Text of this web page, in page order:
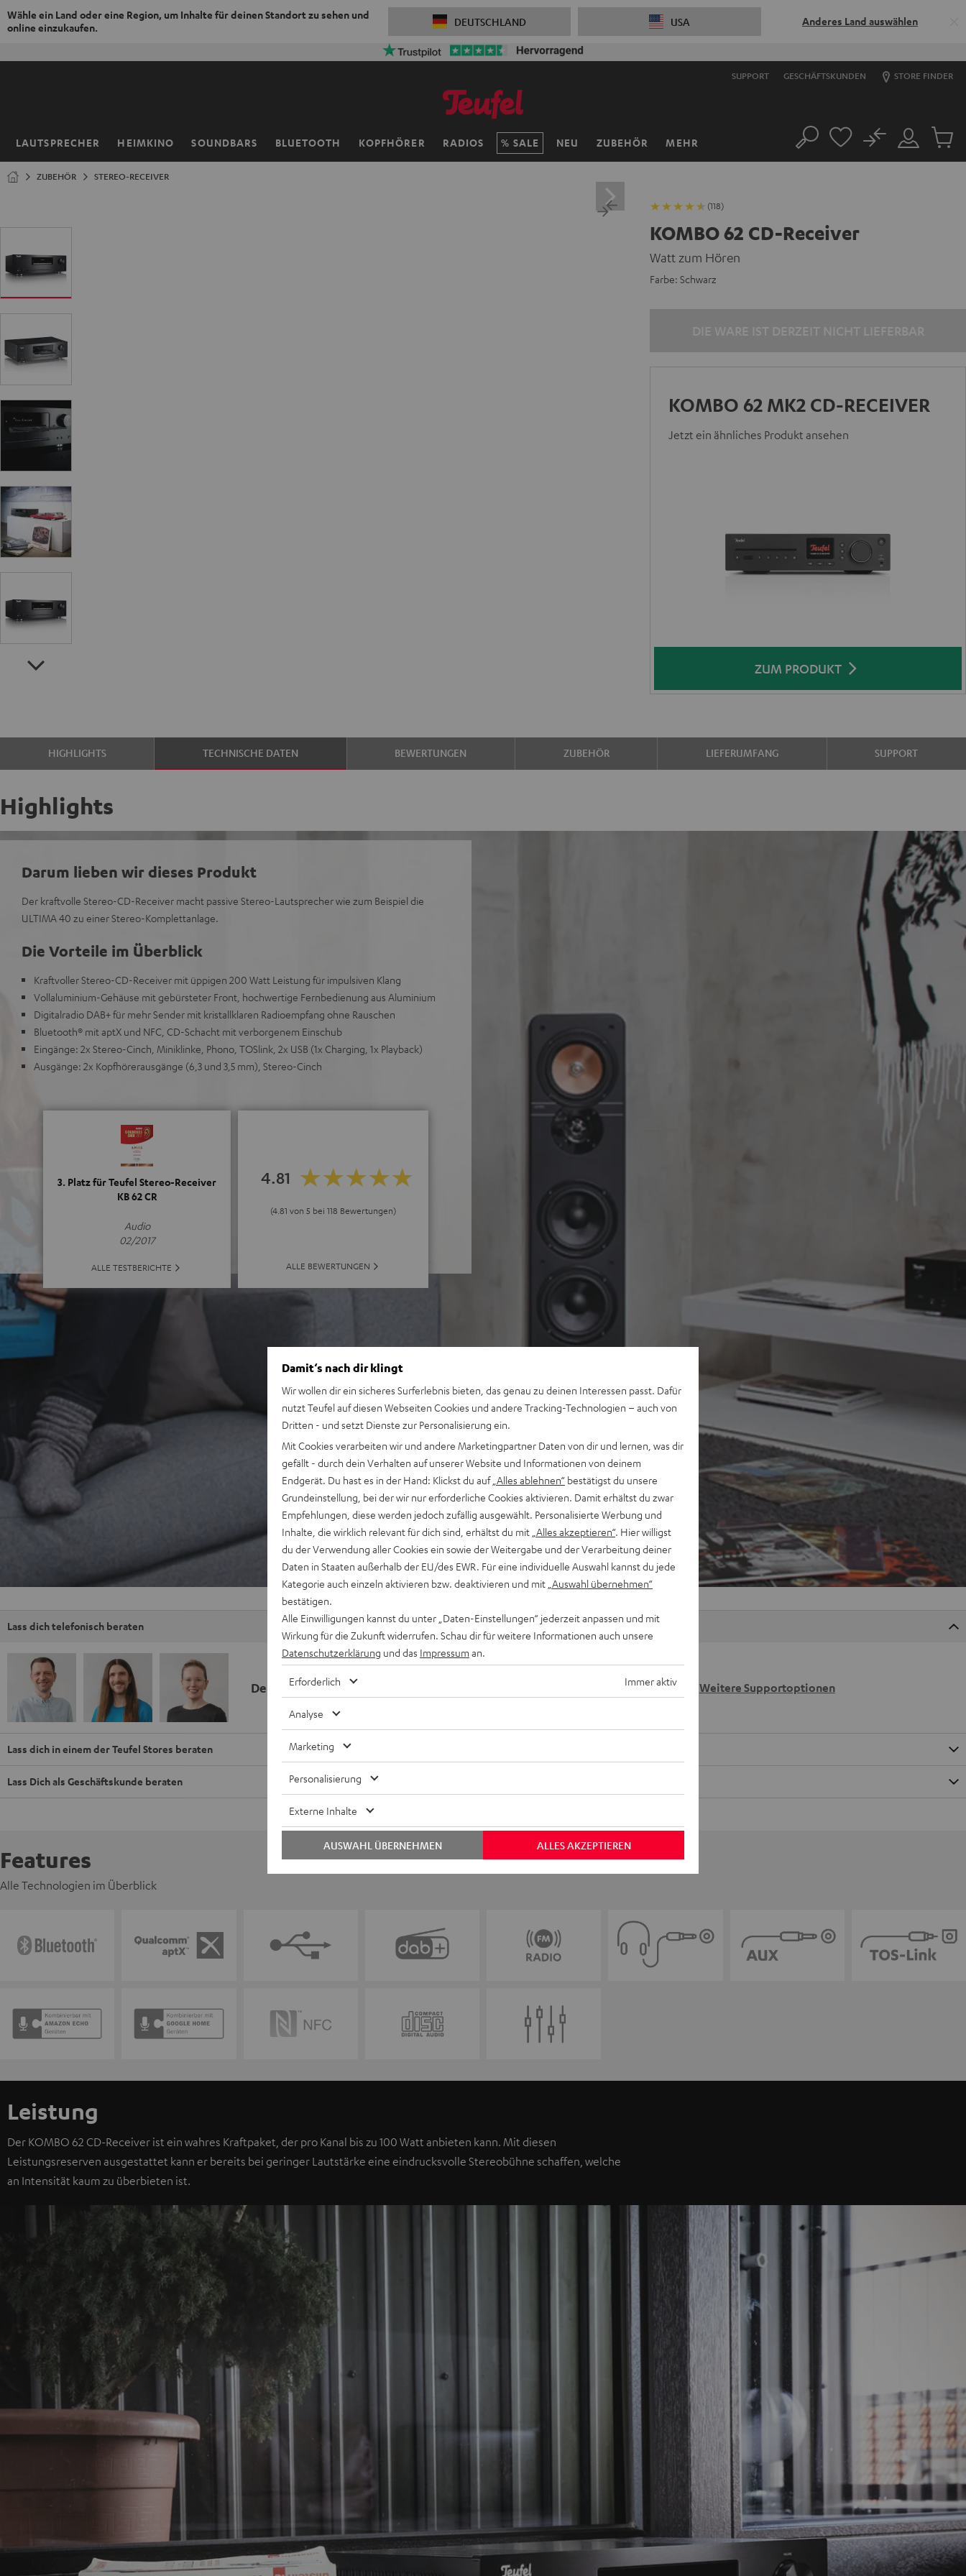
Wähle ein Land oder eine Region, um Inhalte für deinen Standort zu sehen und
online einzukaufen.
DEUTSCHLAND USA Anderes Land auswählen
SUPPORT GESCHÄFTSKUNDEN STORE FINDER
LAUTSPRECHER HEIMKINO SOUNDBARS BLUETOOTH KOPFHÖRER RADIOS SALE NEU ZUBEHÖR MEHR
Startseite Suche
Mein
Konto
No
Artikel
ZUBEHÖR STEREO-RECEIVER
(118)
KOMBO 62 CD-Receiver
Watt zum Hören
Farbe: Schwarz
KOMBO 62 MK2 CD-RECEIVER
Jetzt ein ähnliches Produkt ansehen
ZUM PRODUKT
HIGHLIGHTS TECHNISCHE DATEN BEWERTUNGEN ZUBEHÖR LIEFERUMFANG SUPPORT
Highlights
Darum lieben wir dieses Produkt
Der kraftvolle Stereo-CD-Receiver macht passive Stereo-Lautsprecher wie zum Beispiel die
ULTIMA 40 zu einer Stereo-Komplettanlage.
Die Vorteile im Überblick
Kraftvoller Stereo-CD-Receiver mit üppigen 200 Watt Leistung für impulsiven Klang
Vollaluminium-Gehäuse mit gebürsteter Front, hochwertige Fernbedienung aus Aluminium
Digitalradio DAB+ für mehr Sender mit kristallklaren Radioempfang ohne Rauschen
Bluetooth® mit aptX und NFC, CD-Schacht mit verborgenem Einschub
Eingänge: 2x Stereo-Cinch, Miniklinke, Phono, TOSlink, 2x USB (1x Charging, 1x Playback)
Ausgänge: 2x Kopfhörerausgänge (6,3 und 3,5 mm), Stereo-Cinch
3. Platz für Teufel Stereo-Receiver
KB 62 CR
Audio
02/2017
ALLE TESTBERICHTE
4.81
(4.81 von 5 bei 118 Bewertungen)
ALLE BEWERTUNGEN
Lass dich telefonisch beraten
Deine Kaufberatung
beraten dich auch persönlich am Telefon.
Weitere Supportoptionen
Lass dich in einem der Teufel Stores beraten
Lass Dich als Geschäftskunde beraten
Features
Alle Technologien im Überblick
Leistung
Der KOMBO 62 CD-Receiver ist ein wahres Kraftpaket, der pro Kanal bis zu 100 Watt anbieten kann. Mit diesen
Leistungsreserven ausgestattet kann er bereits bei geringer Lautstärke eine eindrucksvolle Stereobühne schaffen, welche
an Intensität kaum zu überbieten ist.
Damit‘s nach dir klingt
Wir wollen dir ein sicheres Surferlebnis bieten, das genau zu deinen Interessen passt. Dafür
nutzt Teufel auf diesen Webseiten Cookies und andere Tracking-Technologien – auch von
Dritten - und setzt Dienste zur Personalisierung ein.
Mit Cookies verarbeiten wir und andere Marketingpartner Daten von dir und lernen, was dir
gefällt - durch dein Verhalten auf unserer Website und Informationen von deinem
Endgerät. Du hast es in der Hand: Klickst du auf „Alles ablehnen“ bestätigst du unsere
Grundeinstellung, bei der wir nur erforderliche Cookies aktivieren. Damit erhältst du zwar
Empfehlungen, diese werden jedoch zufällig ausgewählt. Personalisierte Werbung und
Inhalte, die wirklich relevant für dich sind, erhältst du mit „Alles akzeptieren“. Hier willigst
du der Verwendung aller Cookies ein sowie der Weitergabe und der Verarbeitung deiner
Daten in Staaten außerhalb der EU/des EWR. Für eine individuelle Auswahl kannst du jede
Kategorie auch einzeln aktivieren bzw. deaktivieren und mit „Auswahl übernehmen“
bestätigen.
Alle Einwilligungen kannst du unter „Daten-Einstellungen“ jederzeit anpassen und mit
Wirkung für die Zukunft widerrufen. Schau dir für weitere Informationen auch unsere
Datenschutzerklärung und das Impressum an.
Erforderlich Immer aktiv
Analyse
Marketing
Personalisierung
Externe Inhalte
ALLES AKZEPTIEREN
AUSWAHL ÜBERNEHMEN